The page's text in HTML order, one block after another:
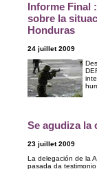
Informe Final
sobre la
Honduras
24 juillet 2009
Se agudiza la
23 juillet 2009
La delegación de la
pasada da